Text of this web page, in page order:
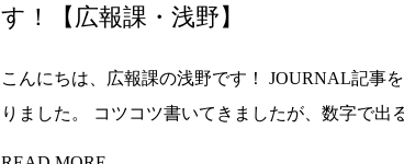
す！【広報課・浅野】
こんにちは、広報課の浅野です！ JOURNAL記事
りました。 コツコツ書いてきましたが、数字で出